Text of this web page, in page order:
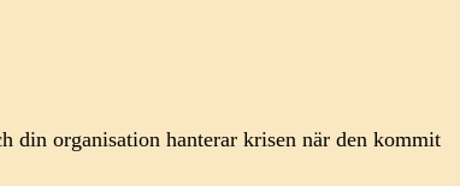
din organisation hanterar krisen när den kommit